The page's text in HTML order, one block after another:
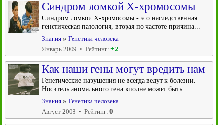
Синдром ломкой Х-хромосомы
Синдром ломкой Х-хромосомы - это наследственная
генетическая патология, вторая по частоте причина...
Знания » Генетика человека
Январь 2009 • Рейтинг: +2
Как наши гены могут вредить нам
Генетические нарушения не всегда ведут к болезни.
Носитель аномального гена вполне может быть...
Знания » Генетика человека
Август 2008 • Рейтинг: 0